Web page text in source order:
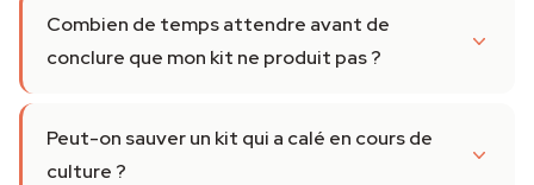
Combien de temps attendre avant de
conclure que mon kit ne produit pas ?
Peut-on sauver un kit qui a calé en cours de
culture ?